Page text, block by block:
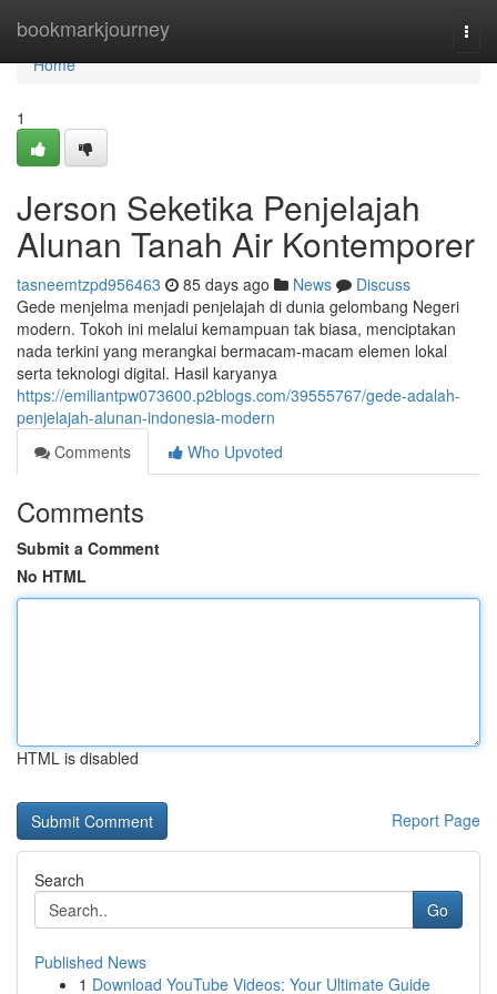
bookmarkjourney
Home
Home
1
Jerson Seketika Penjelajah
Alunan Tanah Air Kontemporer
tasneemtzpd956463 85 days ago News
Discuss
Gede menjelma menjadi penjelajah di dunia gelombang Negeri
modern. Tokoh ini melalui kemampuan tak biasa, menciptakan
nada terkini yang merangkai bermacam-macam elemen lokal
serta teknologi digital. Hasil karyanya
https://emiliantpw073600.p2blogs.com/39555767/gede-adalah-
penjelajah-alunan-indonesia-modern
Comments
Who Upvoted
Comments
Submit a Comment
No HTML
HTML is disabled
Report Page
Search
Go
Published News
1 Download YouTube Videos: Your Ultimate Guide